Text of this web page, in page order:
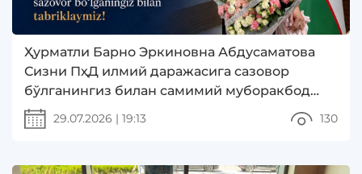
Ҳурматли Барно Эркиновна Абдусаматова
Сизни ПҳД илмий даражасига сазовор
бўлганингиз билан самимий муборакбод
этамиз!
29.07.2026 | 19:13 130